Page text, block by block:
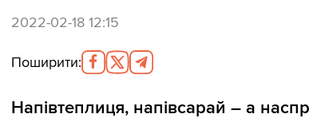
2022-02-18 12:15
Поширити:
Напівтеплиця, напівсарай – а